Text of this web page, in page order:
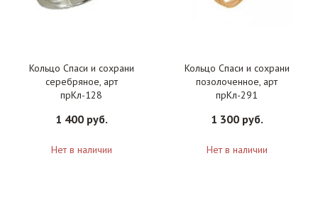
Кольцо Спаси и сохрани
серебряное, арт
прКл-128
1 400 руб.
Нет в наличии
Кольцо Спаси и сохрани
позолоченное, арт
прКл-291
1 300 руб.
Нет в наличии